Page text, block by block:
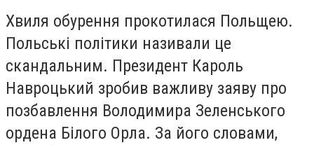
Хвиля обурення прокотилася Польщею.
Польські політики називали це
скандальним. Президент Кароль
Навроцький зробив важливу заяву про
позбавлення Володимира Зеленського
ордена Білого Орла. За його словами,